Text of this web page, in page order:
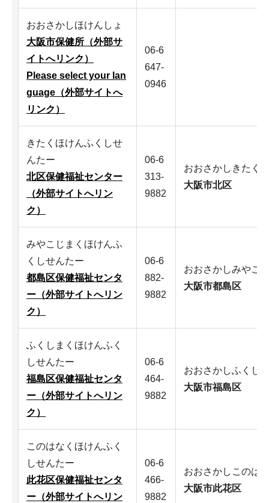
おおさかしほけんしょ
大阪市保健所（外部サ
イトへリンク）
Please select your lan
guage（外部サイトへ
リンク）
06-6
647-
0946
きたくほけんふくしせ
んたー
北区保健福祉センター
（外部サイトへリン
ク）
06-6
313-
9882
おおさかしきたく
大阪市北区
みやこじまくほけんふ
くしせんたー
都島区保健福祉センタ
ー（外部サイトへリン
ク）
06-6
882-
9882
おおさかしみやこ
大阪市都島区
ふくしまくほけんふく
しせんたー
福島区保健福祉センタ
ー（外部サイトへリン
ク）
06-6
464-
9882
おおさかしふくし
大阪市福島区
このはなくほけんふく
しせんたー
此花区保健福祉センタ
ー（外部サイトへリン
06-6
466-
9882
おおさかしこのは
大阪市此花区